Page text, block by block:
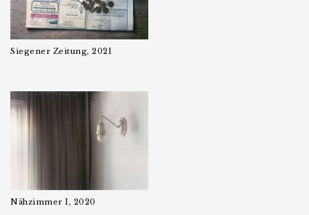
Siegener Zeitung, 2021
Nähzimmer I, 2020